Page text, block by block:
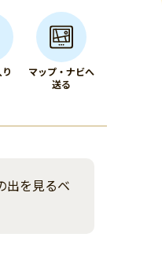
マップ・ナビへ
送る
出を見るベ